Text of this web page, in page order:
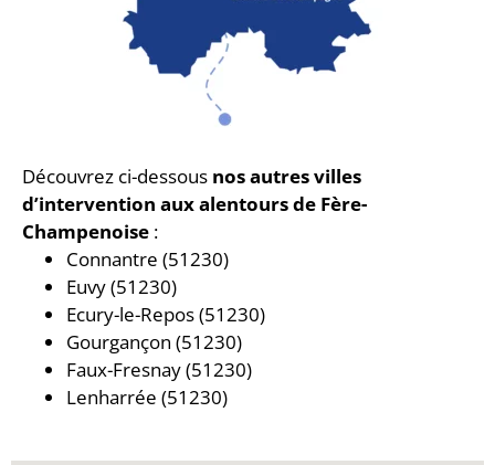
Découvrez ci-dessous nos autres villes
d’intervention aux alentours de Fère-
Champenoise :
Connantre (51230)
Euvy (51230)
Ecury-le-Repos (51230)
Gourgançon (51230)
Faux-Fresnay (51230)
Lenharrée (51230)